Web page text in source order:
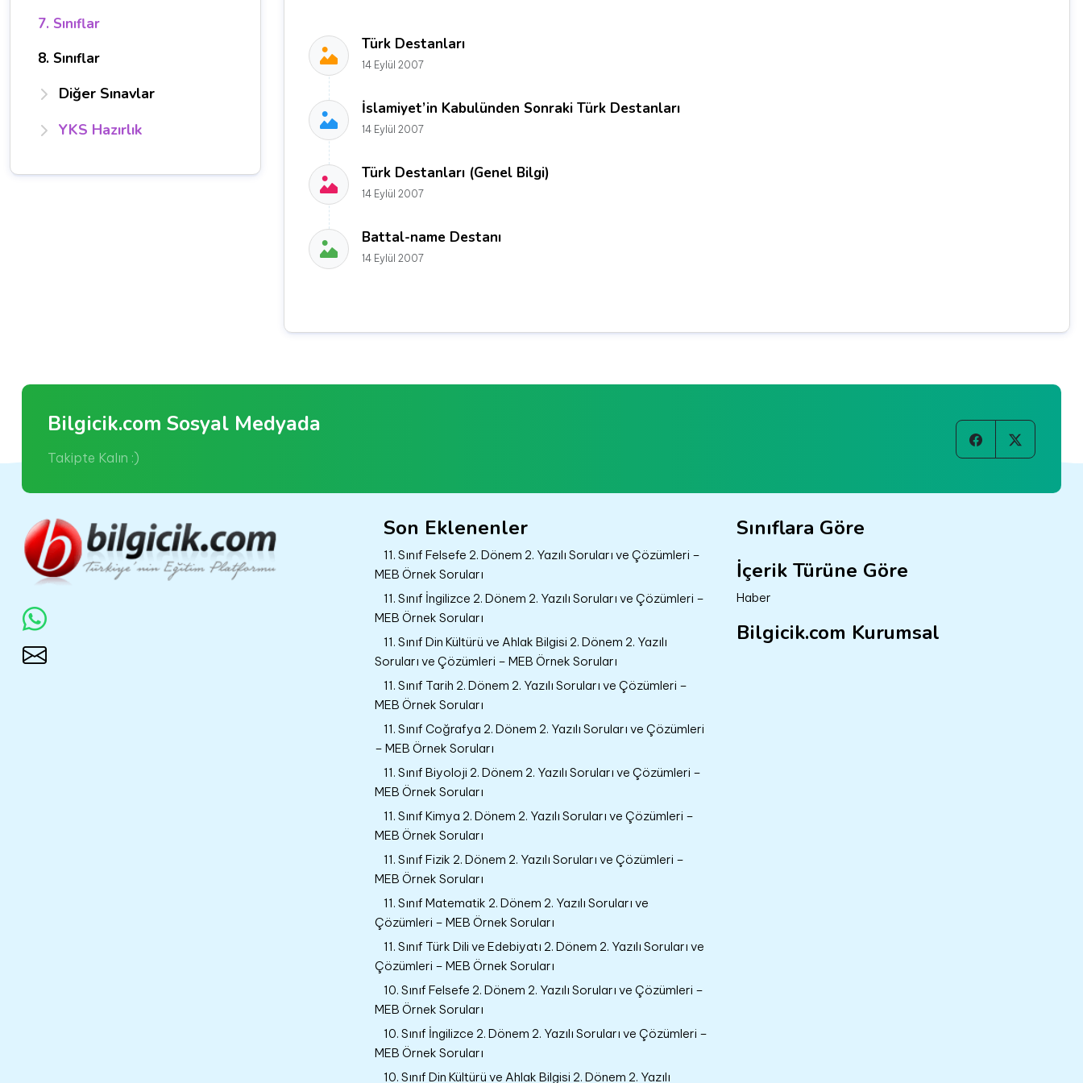
7. Sınıflar
8. Sınıflar
Diğer Sınavlar
YKS Hazırlık
Türk Destanları
14 Eylül 2007
İslamiyet’in Kabulünden Sonraki Türk Destanları
14 Eylül 2007
Türk Destanları (Genel Bilgi)
14 Eylül 2007
Battal-name Destanı
14 Eylül 2007
Bilgicik.com Sosyal Medyada
Takipte Kalın :)
Son Eklenenler
11. Sınıf Felsefe 2. Dönem 2. Yazılı Soruları ve Çözümleri –
MEB Örnek Soruları
11. Sınıf İngilizce 2. Dönem 2. Yazılı Soruları ve Çözümleri –
MEB Örnek Soruları
11. Sınıf Din Kültürü ve Ahlak Bilgisi 2. Dönem 2. Yazılı
Soruları ve Çözümleri – MEB Örnek Soruları
11. Sınıf Tarih 2. Dönem 2. Yazılı Soruları ve Çözümleri –
MEB Örnek Soruları
11. Sınıf Coğrafya 2. Dönem 2. Yazılı Soruları ve Çözümleri
– MEB Örnek Soruları
11. Sınıf Biyoloji 2. Dönem 2. Yazılı Soruları ve Çözümleri –
MEB Örnek Soruları
11. Sınıf Kimya 2. Dönem 2. Yazılı Soruları ve Çözümleri –
MEB Örnek Soruları
11. Sınıf Fizik 2. Dönem 2. Yazılı Soruları ve Çözümleri –
MEB Örnek Soruları
11. Sınıf Matematik 2. Dönem 2. Yazılı Soruları ve
Çözümleri – MEB Örnek Soruları
11. Sınıf Türk Dili ve Edebiyatı 2. Dönem 2. Yazılı Soruları ve
Çözümleri – MEB Örnek Soruları
10. Sınıf Felsefe 2. Dönem 2. Yazılı Soruları ve Çözümleri –
MEB Örnek Soruları
10. Sınıf İngilizce 2. Dönem 2. Yazılı Soruları ve Çözümleri –
MEB Örnek Soruları
10. Sınıf Din Kültürü ve Ahlak Bilgisi 2. Dönem 2. Yazılı
Sınıflara Göre
İçerik Türüne Göre
Haber
Bilgicik.com Kurumsal